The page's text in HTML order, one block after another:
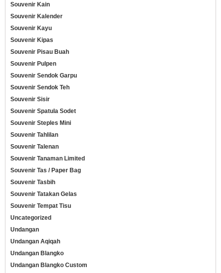
Souvenir Kain
Souvenir Kalender
Souvenir Kayu
Souvenir Kipas
Souvenir Pisau Buah
Souvenir Pulpen
Souvenir Sendok Garpu
Souvenir Sendok Teh
Souvenir Sisir
Souvenir Spatula Sodet
Souvenir Steples Mini
Souvenir Tahlilan
Souvenir Talenan
Souvenir Tanaman Limited
Souvenir Tas / Paper Bag
Souvenir Tasbih
Souvenir Tatakan Gelas
Souvenir Tempat Tisu
Uncategorized
Undangan
Undangan Aqiqah
Undangan Blangko
Undangan Blangko Custom